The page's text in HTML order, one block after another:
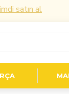
al